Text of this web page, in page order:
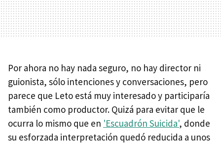
Por ahora no hay nada seguro, no hay director ni
guionista, sólo intenciones y conversaciones, pero
parece que Leto está muy interesado y participaría
también como productor. Quizá para evitar que le
ocurra lo mismo que en 'Escuadrón Suicida', donde
su esforzada interpretación quedó reducida a unos